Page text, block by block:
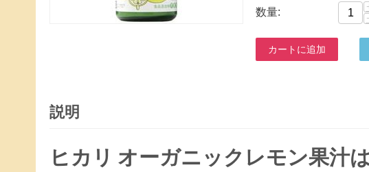
数量:
カートに追加
説明
ヒカリ オーガニックレモン果汁